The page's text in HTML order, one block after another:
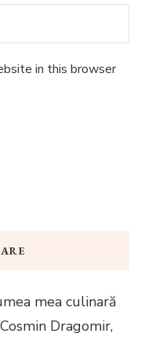
in this browser
mea culinară
Dragomir,